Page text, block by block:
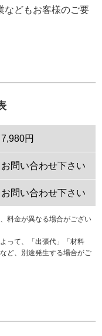
などもお客様のご要
7,980円
お問い合わせ下さい
お問い合わせ下さい
料金が異なる場合がござい
って、「出張代」「材料
ど、別途発生する場合がご